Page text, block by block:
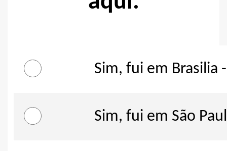
Sim, fui em Brasilia
Sim, fui em São